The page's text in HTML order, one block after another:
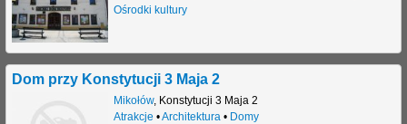
Ośrodki kultury
Dom przy Konstytucji 3 Maja 2
Mikołów, Konstytucji 3 Maja 2
Atrakcje •Architektura • Domy